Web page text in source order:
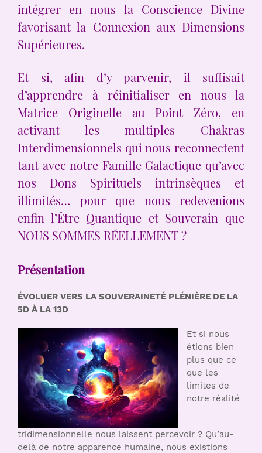
intégrer en nous la Conscience Divine
favorisant la Connexion aux Dimensions
Supérieures.
Et si, afin d’y parvenir, il suffisait
d’apprendre à réinitialiser en nous la
Matrice Originelle au Point Zéro, en
activant les multiples Chakras
Interdimensionnels qui nous reconnectent
tant avec notre Famille Galactique qu’avec
nos Dons Spirituels intrinsèques et
illimités… pour que nous redevenions
enfin l’Être Quantique et Souverain que
NOUS SOMMES RÉELLEMENT ?
Présentation
ÉVOLUER VERS LA SOUVERAINETÉ PLÉNIÈRE DE LA
5D À LA 13D
Et si nous
étions bien
plus que ce
que les
limites de
notre réalité
tridimensionnelle nous laissent percevoir ? Qu’au-
delà de notre apparence humaine, nous existions